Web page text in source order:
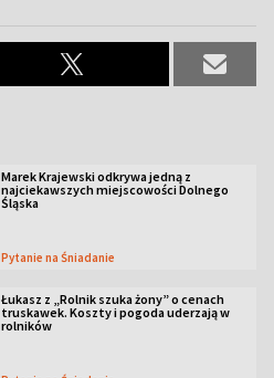
Marek Krajewski odkrywa jedną z
najciekawszych miejscowości Dolnego
Śląska
Pytanie na Śniadanie
Łukasz z „Rolnik szuka żony” o cenach
truskawek. Koszty i pogoda uderzają w
rolników